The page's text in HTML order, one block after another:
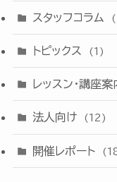
スタッフコラム
トピックス (1)
レッスン・講座案
法人向け (12)
開催レポート